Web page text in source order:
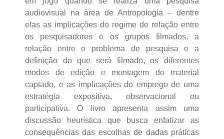
audiovisual na área de Antropologia – dentre
elas as implicações do regime de relação entre
os pesquisadores e os grupos filmados, a
relação entre o problema de pesquisa e a
definição do que será filmado, os diferentes
modos de edição e montagem do material
captado, e as implicações do emprego de uma
estratégia expositiva, observacional ou
participativa. O livro apresenta assim uma
discussão heurística que busca enfatizar as
consequências das escolhas de dadas práticas